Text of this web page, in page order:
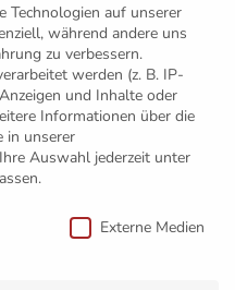
Technologien auf unserer
während andere uns
zu verbessern.
werden (z. B. IP-
und Inhalte oder
Informationen über die
in unserer
Auswahl jederzeit unter
Externe Medien